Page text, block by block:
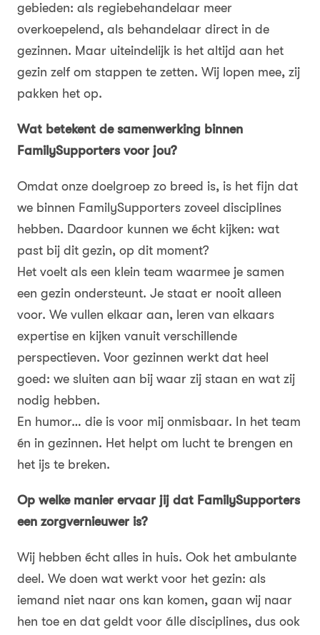
gebieden: als regiebehandelaar meer
overkoepelend, als behandelaar direct in de
gezinnen. Maar uiteindelijk is het altijd aan het
gezin zelf om stappen te zetten. Wij lopen mee, zij
pakken het op.
Wat betekent de samenwerking binnen
FamilySupporters voor jou?
Omdat onze doelgroep zo breed is, is het fijn dat
we binnen FamilySupporters zoveel disciplines
hebben. Daardoor kunnen we écht kijken: wat
past bij dit gezin, op dit moment?
Het voelt als een klein team waarmee je samen
een gezin ondersteunt. Je staat er nooit alleen
voor. We vullen elkaar aan, leren van elkaars
expertise en kijken vanuit verschillende
perspectieven. Voor gezinnen werkt dat heel
goed: we sluiten aan bij waar zij staan en wat zij
nodig hebben.
En humor… die is voor mij onmisbaar. In het team
én in gezinnen. Het helpt om lucht te brengen en
het ijs te breken.
Op welke manier ervaar jij dat FamilySupporters
een zorgvernieuwer is?
Wij hebben écht alles in huis. Ook het ambulante
deel. We doen wat werkt voor het gezin: als
iemand niet naar ons kan komen, gaan wij naar
hen toe en dat geldt voor álle disciplines, dus ook